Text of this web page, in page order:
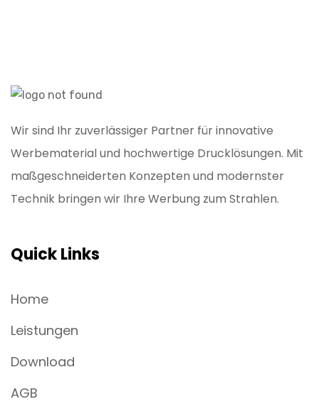
Wir sind Ihr zuverlässiger Partner für innovative
Werbematerial und hochwertige Drucklösungen. Mit
maßgeschneiderten Konzepten und modernster
Technik bringen wir Ihre Werbung zum Strahlen.
Quick Links
Home
Leistungen
Download
AGB